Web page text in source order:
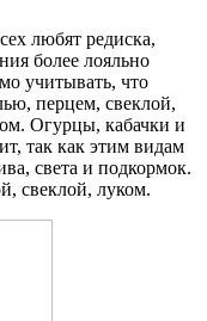
любят редиска,
более лояльно
учитывать, что
перцем, свеклой,
Огурцы, кабачки и
так как этим видам
света и подкормок.
свеклой, луком.